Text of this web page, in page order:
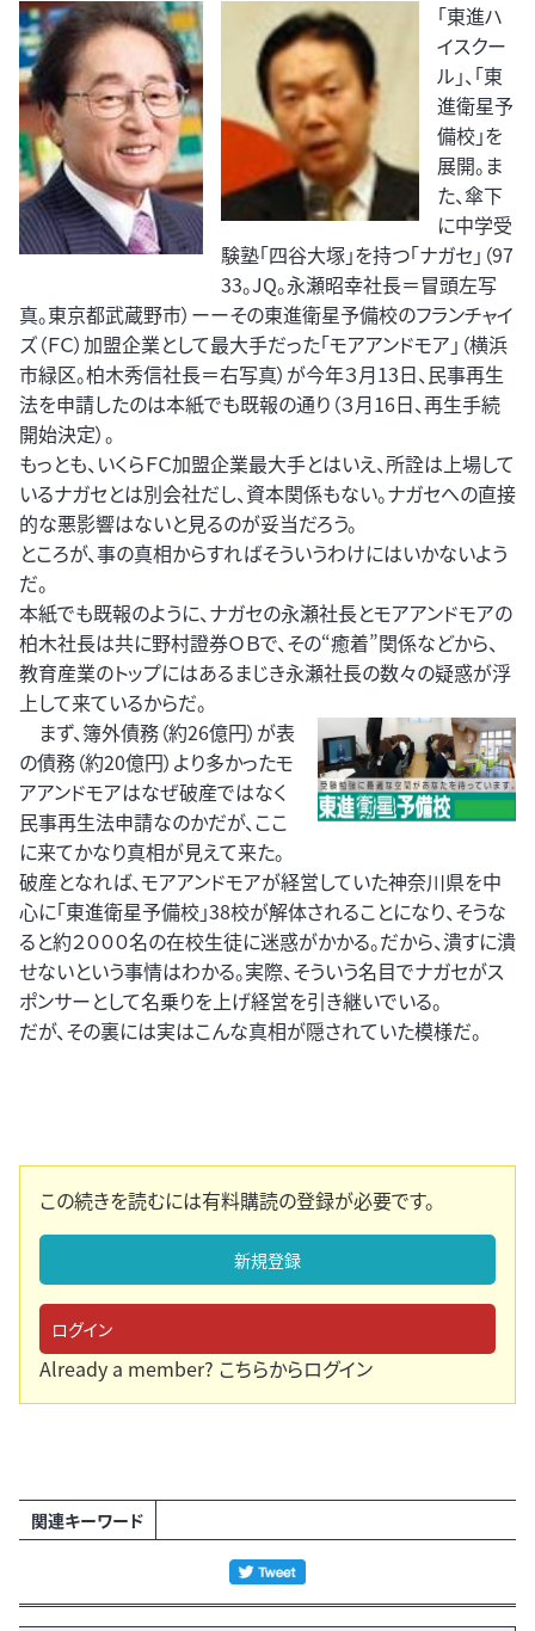
「東進ハ
イスクー
ル」、「東
進衛星予
備校」を
展開。ま
た、傘下
に中学受
験塾「四谷大塚」を持つ「ナガセ」（97
33。JQ。永瀬昭幸社長＝冒頭左写
真。東京都武蔵野市）ーーその東進衛星予備校のフランチャイ
ズ（ＦＣ）加盟企業として最大手だった「モアアンドモア」（横浜
市緑区。柏木秀信社長＝右写真）が今年３月13日、民事再生
法を申請したのは本紙でも既報の通り（３月16日、再生手続
開始決定）。
もっとも、いくらＦＣ加盟企業最大手とはいえ、所詮は上場して
いるナガセとは別会社だし、資本関係もない。ナガセへの直接
的な悪影響はないと見るのが妥当だろう。
ところが、事の真相からすればそういうわけにはいかないよう
だ。
本紙でも既報のように、ナガセの永瀬社長とモアアンドモアの
柏木社長は共に野村證券ＯＢで、その“癒着”関係などから、
教育産業のトップにはあるまじき永瀬社長の数々の疑惑が浮
上して来ているからだ。
まず、簿外債務（約26億円）が表
の債務（約20億円）より多かったモ
アアンドモアはなぜ破産ではなく
民事再生法申請なのかだが、ここ
に来てかなり真相が見えて来た。
破産となれば、モアアンドモアが経営していた神奈川県を中
心に「東進衛星予備校」38校が解体されることになり、そうな
ると約２０００名の在校生徒に迷惑がかかる。だから、潰すに潰
せないという事情はわかる。実際、そういう名目でナガセがス
ポンサーとして名乗りを上げ経営を引き継いでいる。
だが、その裏には実はこんな真相が隠されていた模様だ。
この続きを読むには有料購読の登録が必要です。
新規登録
ログイン
Already a member? こちらからログイン
関連キーワード